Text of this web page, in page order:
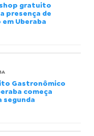
gratuito
presença de
em Uberaba
Gastronômico
começa
segunda